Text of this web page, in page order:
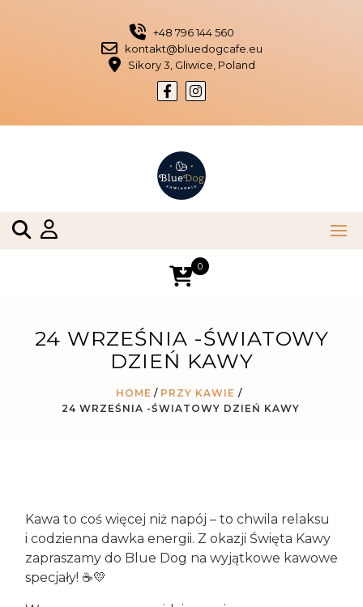
+48 796 144 560
kontakt@bluedogcafe.eu
Sikory 3, Gliwice, Poland
0
24 WRZEŚNIA -ŚWIATOWY
DZIEŃ KAWY
HOME PRZY KAWIE /
24 WRZEŚNIA -ŚWIATOWY DZIEŃ KAWY
Kawa to coś więcej niż napój – to chwila relaksu
i codzienna dawka energii. Z okazji Święta Kawy
zapraszamy do Blue Dog na wyjątkowe kawowe
specjały! ☕💛